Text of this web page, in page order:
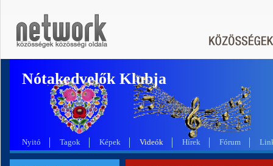
Nótakedvelők Klubja
Nyitó Tagok Képek Videók Hírek Fórum